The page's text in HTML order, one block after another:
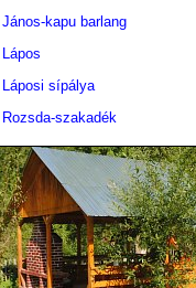
János-kapu barlang
Lápos
Láposi sípálya
Rozsda-szakadék